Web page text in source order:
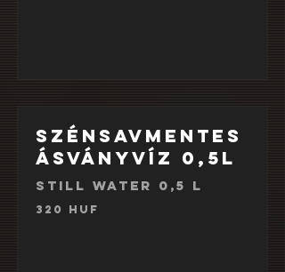
Szénsavmentes
ásványvíz 0,5l
Still water 0,5 l
320 HUF